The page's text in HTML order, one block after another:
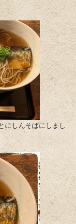
にしんそばにしまし